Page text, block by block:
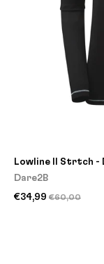
Lowline II Strtch -
Dare2B
€34,99 €60,00